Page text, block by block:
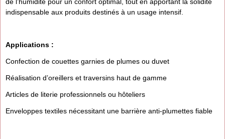
indispensable aux produits destinés à un usage intensif.
Applications :
Confection de couettes garnies de plumes ou duvet
Réalisation d’oreillers et traversins haut de gamme
Articles de literie professionnels ou hôteliers
Enveloppes textiles nécessitant une barrière anti-plumettes fiable